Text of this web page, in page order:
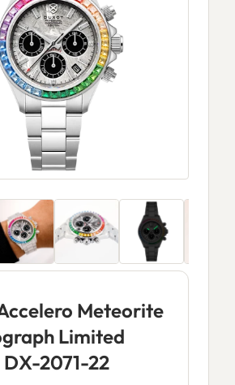
Meteorite
Limited
2071-22